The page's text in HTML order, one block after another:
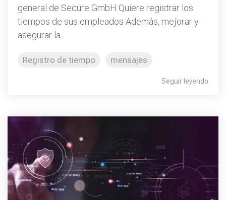
general de Secure GmbH Quiere registrar los
tiempos de sus empleados Además, mejorar y
asegurar la...
Registro de tiempo mensajes
Seguir leyendo